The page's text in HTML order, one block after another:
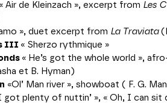
« Air de Kleinzach », excerpt from Les
», duet excerpt from La Traviata
III « Sherzo rythmique »
« He’s got the whole world »,
et B. Hyman)
«Ol’ Man river », showboat ( F. G.
got plenty of nuttin’ », « Oh, I can sit